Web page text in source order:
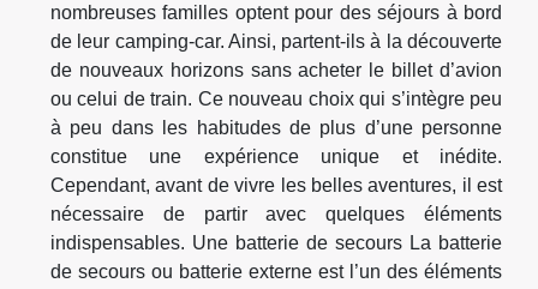
nombreuses familles optent pour des séjours à bord
de leur camping-car. Ainsi, partent-ils à la découverte
de nouveaux horizons sans acheter le billet d’avion
ou celui de train. Ce nouveau choix qui s’intègre peu
à peu dans les habitudes de plus d’une personne
constitue une expérience unique et inédite.
Cependant, avant de vivre les belles aventures, il est
nécessaire de partir avec quelques éléments
indispensables. Une batterie de secours La batterie
de secours ou batterie externe est l’un des éléments